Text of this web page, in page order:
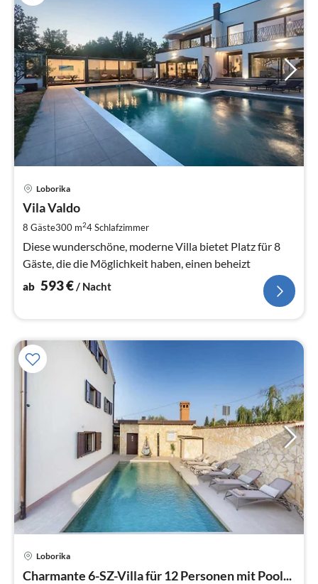
Loborika
Vila Valdo
8 Gäste300 m24Schlafzimmer
Diese wunderschöne, moderne Villa bietet Platz für 8
Gäste, die die Möglichkeit haben, einen beheizt
ab 593€/ Nacht
Loborika
Charmante 6-SZ-Villa für 12 Personen mit Pool...